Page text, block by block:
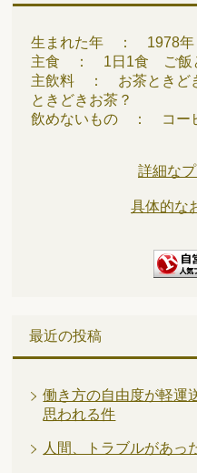
生まれた年 ： 1978
主食 ： 1日1食 ご飯
主飲料 ： お茶と
ときどきお茶？
飲めないもの ： コー
詳細な
具体的な
最近の投稿
働き方の自由度が軽運
思われる件
人間、トラブルがあっ